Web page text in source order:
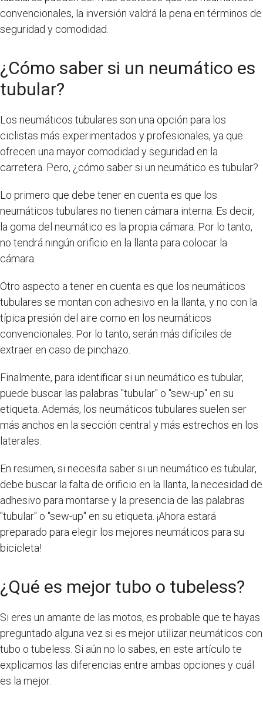
convencionales, la inversión valdrá la pena en términos de
seguridad y comodidad.
¿Cómo saber si un neumático es
tubular?
Los neumáticos tubulares son una opción para los
ciclistas más experimentados y profesionales, ya que
ofrecen una mayor comodidad y seguridad en la
carretera. Pero, ¿cómo saber si un neumático es tubular?
Lo primero que debe tener en cuenta es que los
neumáticos tubulares no tienen cámara interna. Es decir,
la goma del neumático es la propia cámara. Por lo tanto,
no tendrá ningún orificio en la llanta para colocar la
cámara.
Otro aspecto a tener en cuenta es que los neumáticos
tubulares se montan con adhesivo en la llanta, y no con la
típica presión del aire como en los neumáticos
convencionales. Por lo tanto, serán más difíciles de
extraer en caso de pinchazo.
Finalmente, para identificar si un neumático es tubular,
puede buscar las palabras "tubular" o "sew-up" en su
etiqueta. Además, los neumáticos tubulares suelen ser
más anchos en la sección central y más estrechos en los
laterales.
En resumen, si necesita saber si un neumático es tubular,
debe buscar la falta de orificio en la llanta, la necesidad de
adhesivo para montarse y la presencia de las palabras
"tubular" o "sew-up" en su etiqueta. ¡Ahora estará
preparado para elegir los mejores neumáticos para su
bicicleta!
¿Qué es mejor tubo o tubeless?
Si eres un amante de las motos, es probable que te hayas
preguntado alguna vez si es mejor utilizar neumáticos con
tubo o tubeless. Si aún no lo sabes, en este artículo te
explicamos las diferencias entre ambas opciones y cuál
es la mejor.